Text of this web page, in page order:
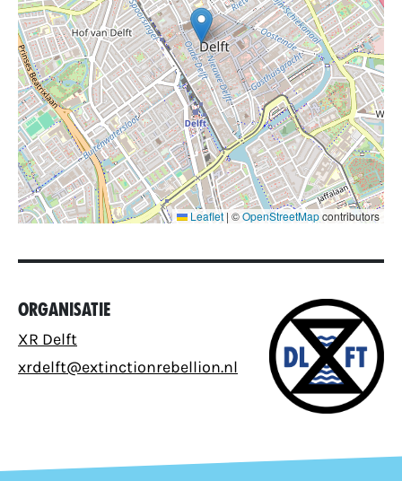
Leaflet | ©OpenStreetMapcontributors
Organisatie
XR Delft
xrdelft@extinctionrebellion.nl